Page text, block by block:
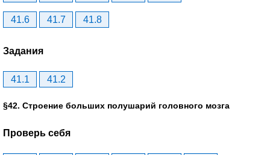
41.6 41.7 41.8
Задания
41.1 41.2
§42. Строение больших полушарий головного мозга
Проверь себя